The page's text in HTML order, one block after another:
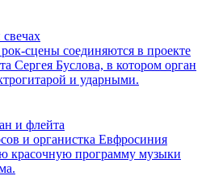
сцены соединяются в проекте
Сергея Буслова, в котором орган
и ударными.
и флейта
и органистка Евфросиния
красочную программу музыки